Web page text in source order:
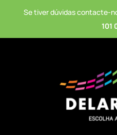
Se tiver dúvidas contacte-
101